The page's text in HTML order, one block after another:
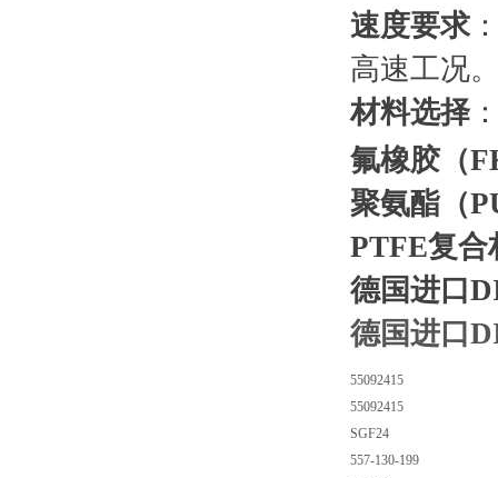
速度要求
高速工况
材料选择
氟橡胶（
聚氨酯（
PTFE复合
德国进口
德国进口
55092415
55092415
SGF24
557-130-199